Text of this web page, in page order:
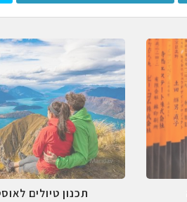
תכנון טיולים